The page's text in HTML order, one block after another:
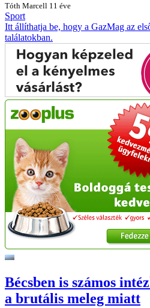
Tóth Marcell 11 éve
Sport
Itt állíthatja be, hogy a GazMag az
találatokban.
Bécsben is számos
a brutális meleg miatt